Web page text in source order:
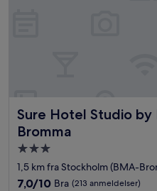
Sure Hotel Studio by
Bromma
Sure Hotel Studio by Best
Overnattingssted
med
3.0
1,5 km fra Stockholm (BMA-
7.0
7,0/10 Bra (213 anmeldelser)